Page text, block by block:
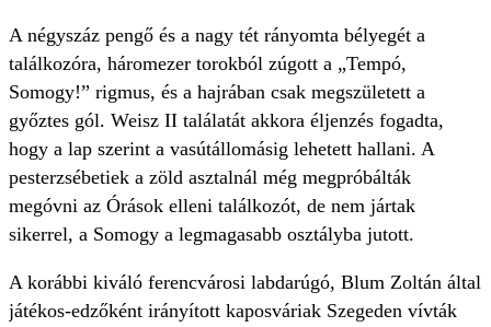
A négyszáz pengő és a nagy tét rányomta bélyegét a
találkozóra, háromezer torokból zúgott a „Tempó,
Somogy!” rigmus, és a hajrában csak megszületett a
győztes gól. Weisz II találatát akkora éljenzés fogadta,
hogy a lap szerint a vasútállomásig lehetett hallani. A
pesterzsébetiek a zöld asztalnál még megpróbálták
megóvni az Órások elleni találkozót, de nem jártak
sikerrel, a Somogy a legmagasabb osztályba jutott.
A korábbi kiváló ferencvárosi labdarúgó, Blum Zoltán által
játékos-edzőként irányított kaposváriak Szegeden vívták